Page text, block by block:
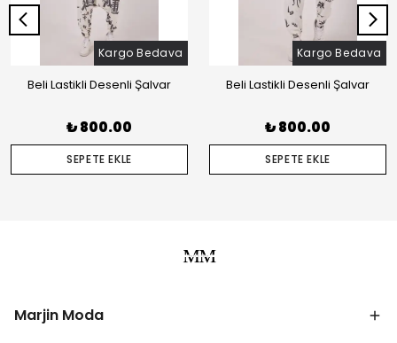
Kargo Bedava
Beli Lastikli Desenli Şalvar
₺ 800.00
SEPETE EKLE
Kargo Bedava
Beli Lastikli Desenli Şalvar
₺ 800.00
SEPETE EKLE
Marjin Moda